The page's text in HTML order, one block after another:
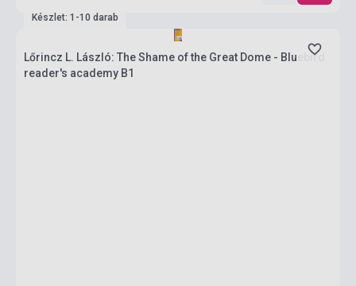
Készlet: 1-10 darab
Lőrincz L. László: The Shame of the Great Dome - Bluebird
reader's academy B1